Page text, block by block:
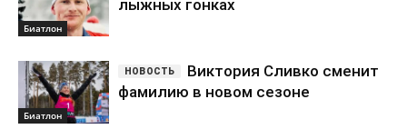
Биатлон
лыжных гонках
Биатлон
Виктория Сливко сменит
фамилию в новом сезоне